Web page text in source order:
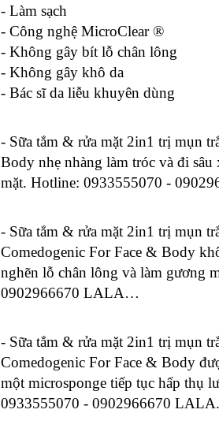
- Làm sạch
- Công nghệ MicroClear ®
- Không gây bít lỗ chân lông
- Không gây khô da
- Bác sĩ da liễu khuyên dùng
- Sữa tắm & rửa mặt 2in1 trị mụn
Body nhẹ nhàng làm tróc và đi
mặt. Hotline: 0933555070 -
- Sữa tắm & rửa mặt 2in1 trị mụn
Comedogenic For Face & Body
nghẽn lỗ chân lông và làm gương
0902966670 LALA…
- Sữa tắm & rửa mặt 2in1 trị mụn
Comedogenic For Face & Body
một microsponge tiếp tục hấp thụ
0933555070 - 0902966670